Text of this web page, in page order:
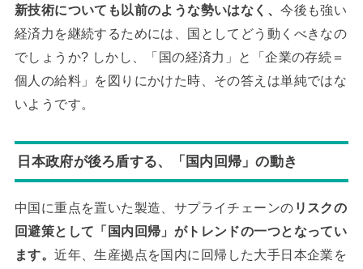
新技術についても以前のような勢いはなく、今後も強い
経済力を継続するためには、国としてどう動くべきなの
でしょうか? しかし、「国の経済力」と「企業の存続＝
個人の給料」を図りにかけた時、その答えは単純ではな
いようです。
日本政府が後ろ盾する、「国内回帰」の動き
中国に重点を置いた製造、サプライチェーンの リスクの
回避策として「国内回帰」がトレンドの一つとなってい
ます。近年、生産拠点を国内に回帰した大手日本企業を